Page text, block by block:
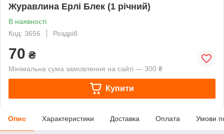
Журавлина Ерлі Блек (1 річний)
В наявності
Код: 3656
Роздріб
70 ₴
Мінімальна сума замовлення на сайті — 300 ₴
Купити
Опис Характеристики Доставка Оплата Умови